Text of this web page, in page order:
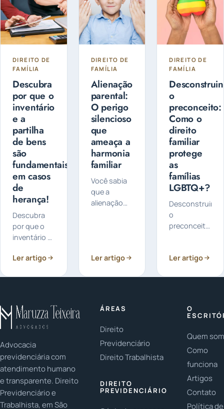
Guarda
Compartilhada
ou Guarda
Exclusiva
DIREITO DE
FAMÍLIA
Descubra
por que o
inventário
e a
partilha
de bens
são
fundamentais
em casos
de
herança!
Descubra
por que o
inventário e
bens são
Você já
parou para
pensar na
Ler artigo
DIREITO DE
FAMÍLIA
Alienação
parental:
O perigo
silencioso
que
ameaça a
harmonia
familiar
Você sabia
que a
alienação
pode afetar
entre pais e
fundamental
Ler artigo
DIREITO DE
FAMÍLIA
o
preconceito:
Como o
direito
familiar
protege
as
famílias
LGBTQ+?
Desconstruindo
o
preconceito:
familiar
LGBTQ+ têm
Ler artigo
Advocacia
previdenciária com
atendimento humano
e transparente. Direito
Previdenciário e
Trabalhista, em São
ÁREAS
Direito
Previdenciário
Direito Trabalhista
DIREITO
PREVIDENCIÁRIO
O
Quem
Como
funciona
Artigos
Contato
Política de